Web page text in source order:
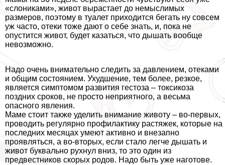
«слониками», живот вырастает до немыслимых
размеров, поэтому в туалет приходится бегать ну совсем
уж часто, отеки тоже дают о себе знать, и, пока не
опустится живот, будет казаться, что дышать вообще
невозможно.
Надо очень внимательно следить за давлением, отеками
и общим состоянием. Ухудшение, тем более, резкое,
является симптомом развития гестоза – токсикоза
поздних сроков, не просто неприятного, а весьма
опасного явления.
Маме стоит также уделить внимание животу – во-первых,
проводить регулярно профилактику растяжек, которые на
последних месяцах умеют активно и внезапно
проявляться, а во-вторых, если стало легче дышать и
живот буквально рухнул вниз, то это один из
предвестников скорых родов. Надо быть уже наготове.